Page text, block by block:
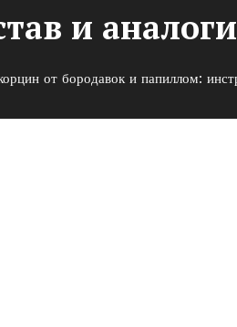
и аналоги
от бородавок и папиллом: